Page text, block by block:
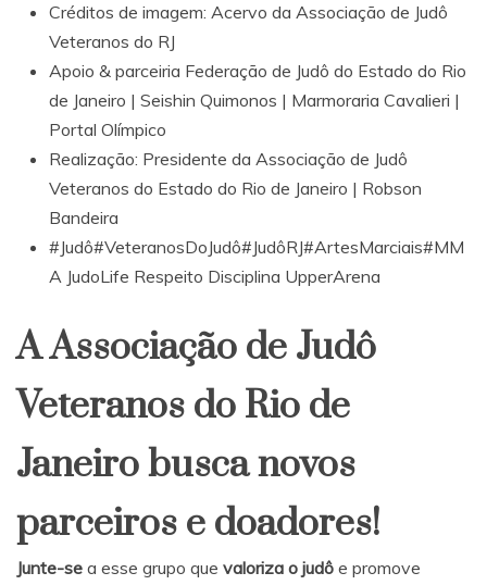
Créditos de imagem: Acervo da Associação de Judô
Veteranos do RJ
Apoio & parceiria Federação de Judô do Estado do Rio
de Janeiro | Seishin Quimonos | Marmoraria Cavalieri |
Portal Olímpico
Realização: Presidente da Associação de Judô
Veteranos do Estado do Rio de Janeiro | Robson
Bandeira
#Judô#VeteranosDoJudô#JudôRJ#ArtesMarciais#MM
A JudoLife Respeito Disciplina UpperArena
A Associação de Judô
Veteranos do Rio de
Janeiro busca novos
parceiros e doadores!
Junte-se a esse grupo que valoriza o judô e promove